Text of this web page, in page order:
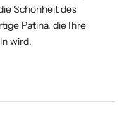
Schönheit des
Patina, die Ihre
wird.